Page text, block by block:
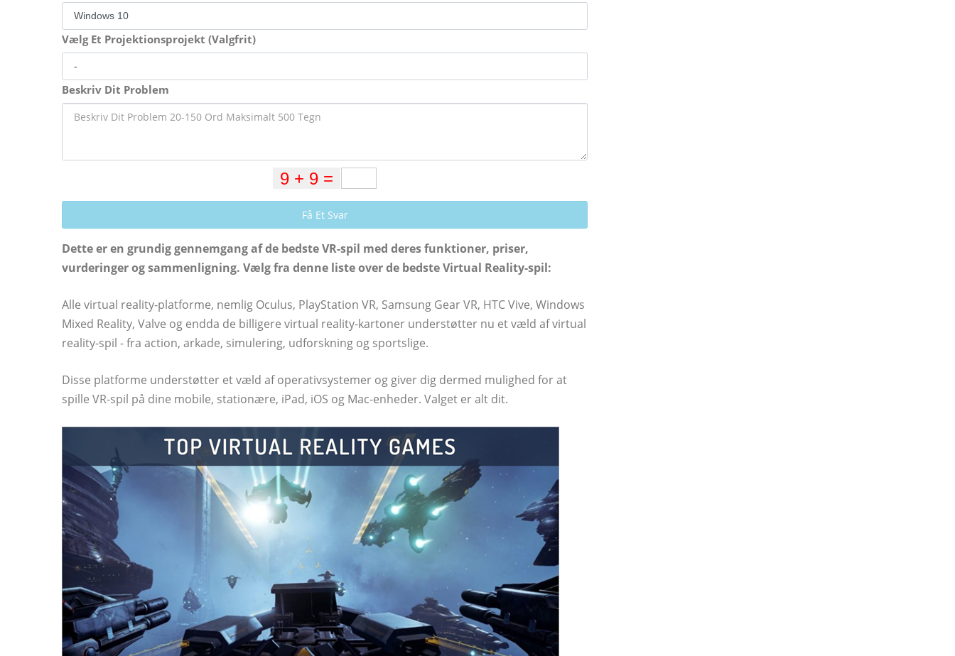
Vælg Et Projektionsprojekt (Valgfrit)
Beskriv Dit Problem
Få Et Svar
Dette er en grundig gennemgang af de bedste VR-spil med deres funktioner, priser,
vurderinger og sammenligning. Vælg fra denne liste over de bedste Virtual Reality-spil:
Alle virtual reality-platforme, nemlig Oculus, PlayStation VR, Samsung Gear VR, HTC Vive, Windows
Mixed Reality, Valve og endda de billigere virtual reality-kartoner understøtter nu et væld af virtual
reality-spil - fra action, arkade, simulering, udforskning og sportslige.
Disse platforme understøtter et væld af operativsystemer og giver dig dermed mulighed for at
spille VR-spil på dine mobile, stationære, iPad, iOS og Mac-enheder. Valget er alt dit.